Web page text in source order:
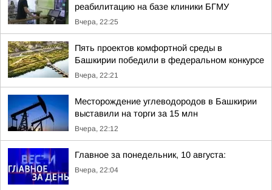
реабилитацию на базе клиники БГМУ
Вчера, 22:25
Пять проектов комфортной среды в
Башкирии победили в федеральном конкурсе
Вчера, 22:21
Месторождение углеводородов в Башкирии
выставили на торги за 15 млн
Вчера, 22:12
Главное за понедельник, 10 августа:
Вчера, 22:04